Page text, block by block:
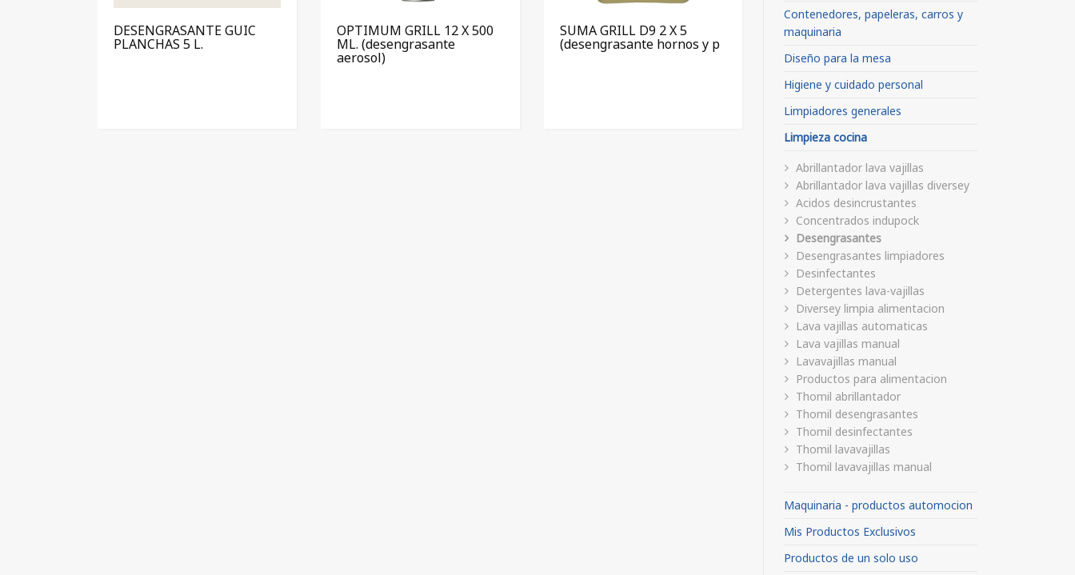
DESENGRASANTE GUIC
PLANCHAS 5 L.
OPTIMUM GRILL 12 X 500
ML. (desengrasante
aerosol)
SUMA GRILL D9 2 X 5
(desengrasante hornos y p
Contenedores, papeleras, carros y
maquinaria
Diseño para la mesa
Higiene y cuidado personal
Limpiadores generales
Limpieza cocina
Abrillantador lava vajillas
Abrillantador lava vajillas diversey
Acidos desincrustantes
Concentrados indupock
Desengrasantes
Desengrasantes limpiadores
Desinfectantes
Detergentes lava-vajillas
Diversey limpia alimentacion
Lava vajillas automaticas
Lava vajillas manual
Lavavajillas manual
Productos para alimentacion
Thomil abrillantador
Thomil desengrasantes
Thomil desinfectantes
Thomil lavavajillas
Thomil lavavajillas manual
Maquinaria - productos automocion
Mis Productos Exclusivos
Productos de un solo uso